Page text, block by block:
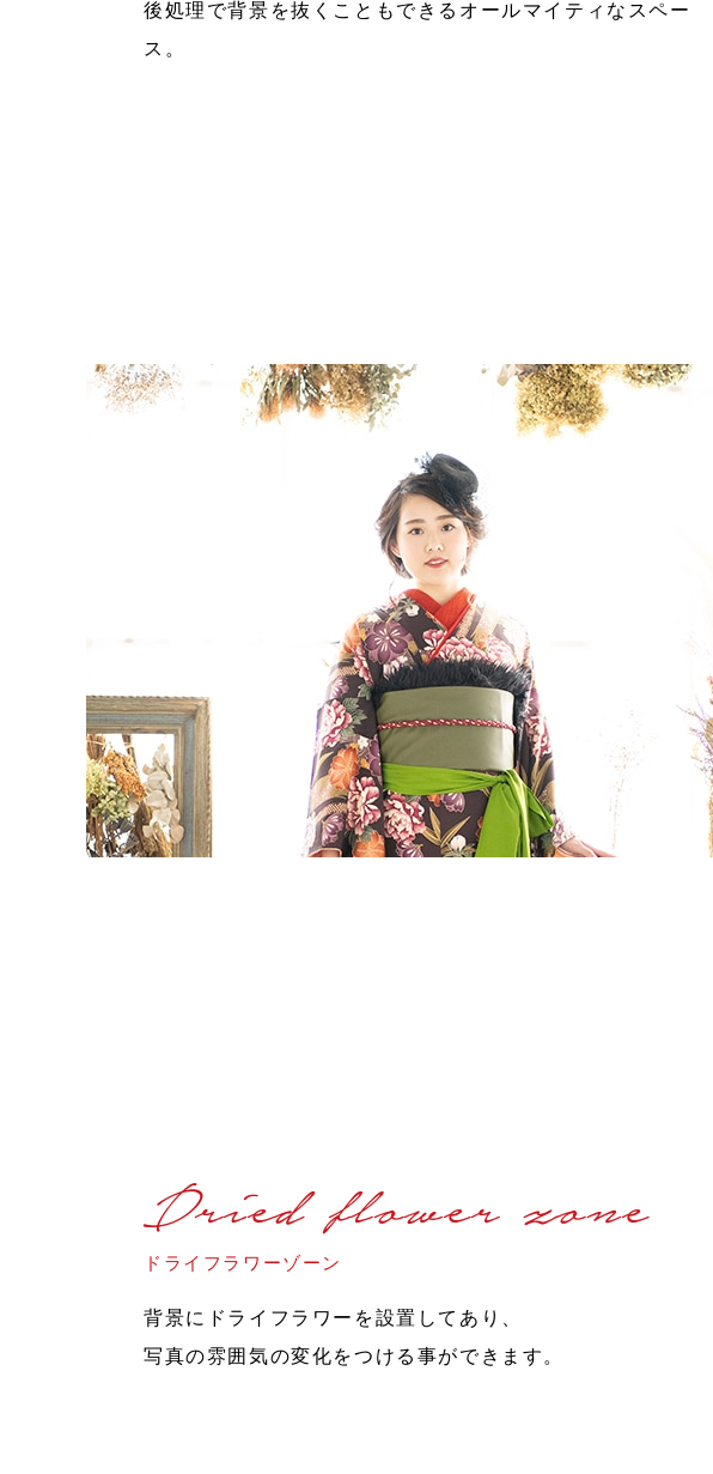
後処理で背景を抜くこともできるオールマイティなスペー
ス。
Dried flower zone
ドライフラワーゾーン
背景にドライフラワーを設置してあり、
写真の雰囲気の変化をつける事ができます。